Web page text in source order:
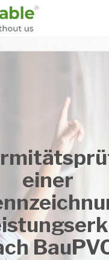
einer